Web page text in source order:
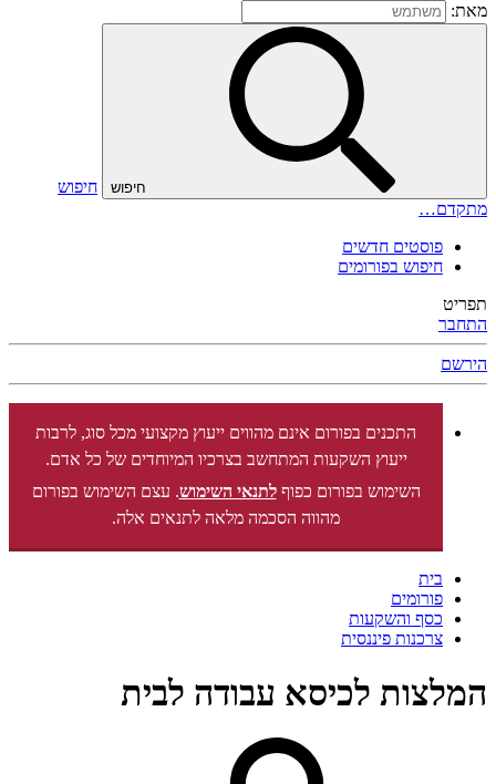
מאת:
חיפוש
חיפוש
מתקדם…
פוסטים חדשים
חיפוש בפורומים
תפריט
התחבר
הירשם
התכנים בפורום אינם מהווים ייעוץ מקצועי מכל סוג, לרבות
ייעוץ השקעות המתחשב בצרכיו המיוחדים של כל אדם.
השימוש בפורום כפוףלתנאי השימוש. עצם השימוש בפורום
מהווה הסכמה מלאה לתנאים אלה.
בית
פורומים
כסף והשקעות
צרכנות פיננסית
המלצות לכיסא עבודה לבית